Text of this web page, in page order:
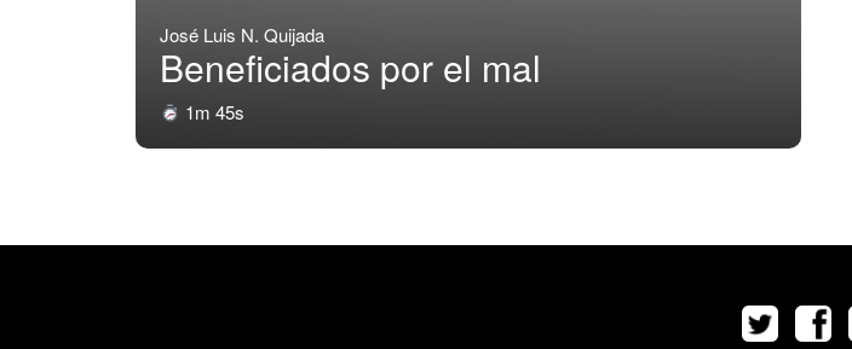
José Luis N. Quijada
Beneficiados por el mal
1m 45s